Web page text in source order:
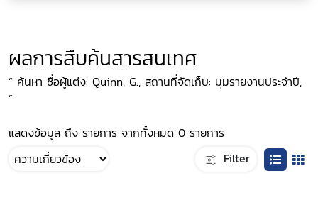
ผลการสืบค้นสารสนเทศ
“ ค้นหา ชื่อผู้แต่ง: Quinn, G., สถานที่จัดเก็บ: มุมรายงานประจำปี,
”
แสดงข้อมูล ถึง รายการ จากทั้งหมด 0 รายการ
Filter